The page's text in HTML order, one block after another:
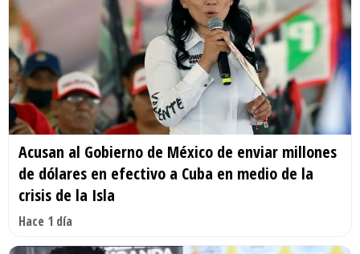
Acusan al Gobierno de México de enviar millones
de dólares en efectivo a Cuba en medio de la
crisis de la Isla
Hace 1 día